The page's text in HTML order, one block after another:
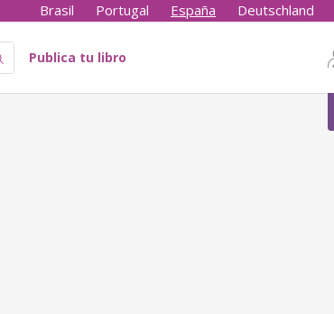
Brasil Portugal España Deutschland
Publica tu libro